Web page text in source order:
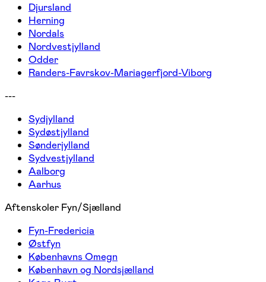
Djursland
Herning
Nordals
Nordvestjylland
Odder
Randers-Favrskov-Mariagerfjord-Viborg
---
Sydjylland
Sydøstjylland
Sønderjylland
Sydvestjylland
Aalborg
Aarhus
Aftenskoler Fyn/Sjælland
Fyn-Fredericia
Østfyn
Københavns Omegn
København og Nordsjælland